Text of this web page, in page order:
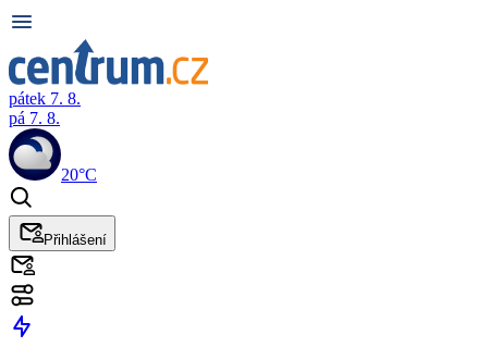
pátek 7. 8.
pá 7. 8.
20°C
Přihlášení